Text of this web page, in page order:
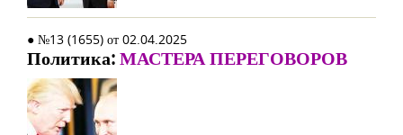
● №13 (1655) от 02.04.2025
Политика:МАСТЕРА ПЕРЕГОВОРОВ